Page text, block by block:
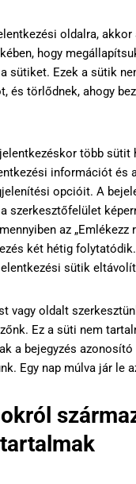
oldalra,
hogy
sütiket. Ezek a sütik
és törlődnek, ahogy
több sütit
információt és
opcióit. A
szerkesztőfelület
az „Emlékezz
két hétig folytatódik.
sütik
vagy oldalt
Ez a süti nem
a bejegyzés
Egy nap múlva jár le